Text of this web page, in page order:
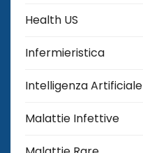
Health US
Infermieristica
Intelligenza Artificiale
Malattie Infettive